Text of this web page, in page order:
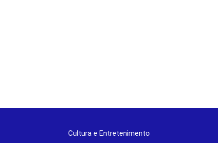
Cultura e Entretenimento